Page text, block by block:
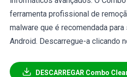
ferramenta profissional de
malware que é recomendada
Android. Descarregue-a clicando
DESCARREGAR Combo